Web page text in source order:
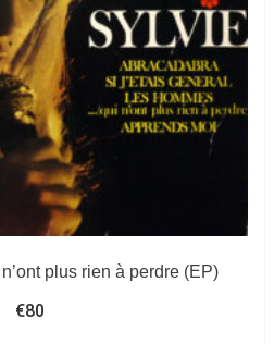
plus rien à perdre (EP)
€80